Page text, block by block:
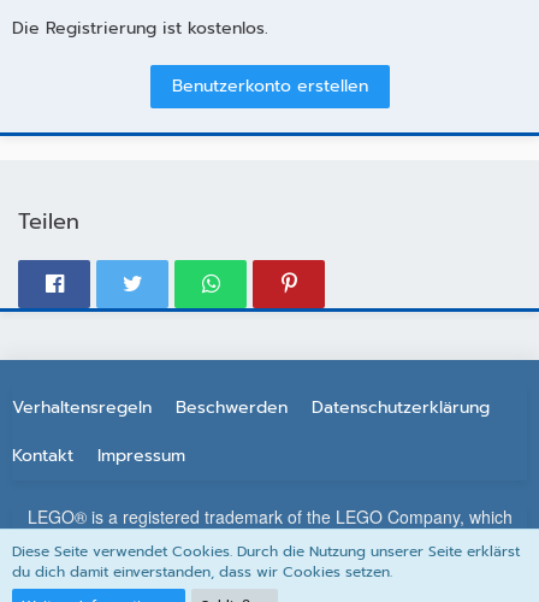
Die Registrierung ist kostenlos.
Benutzerkonto erstellen
Teilen
Verhaltensregeln Beschwerden
Datenschutzerklärung
Kontakt
Impressum
LEGO® is a registered trademark of the LEGO Company, which
does not sponsor, authorize or endorse this site. All other
trademarks, service marks, and copyrights are property of their
respective owners.
Diese Seite verwendet Cookies. Durch die Nutzung unserer Seite erklärst
du dich damit einverstanden, dass wir Cookies setzen.